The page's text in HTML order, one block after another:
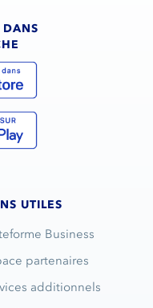
DANS
UTILES
Business
partenaires
additionnels